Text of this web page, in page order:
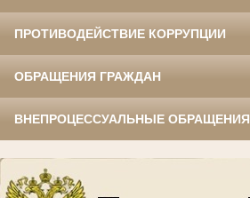
ПРОТИВОДЕЙСТВИЕ КОРРУПЦИИ
ОБРАЩЕНИЯ ГРАЖДАН
ВНЕПРОЦЕССУАЛЬНЫЕ ОБРАЩЕНИЯ